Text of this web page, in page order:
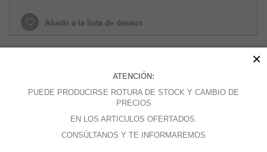
Añadir a la lista de deseos
Legend Aero Air Shocks permite al piloto experimentar todos los
beneficios de una suspensión neumática tradicional completa
con el golpeador adicional de un compresor de a bordo
especifico atornillado.
ATENCIÓN:
PUEDE PRODUCIRSE ROTURA DE STOCK Y CAMBIO DE
PRECIOS
EN LOS ARTICULOS OFERTADOS.
CONSÚLTANOS Y TE INFORMAREMOS
×